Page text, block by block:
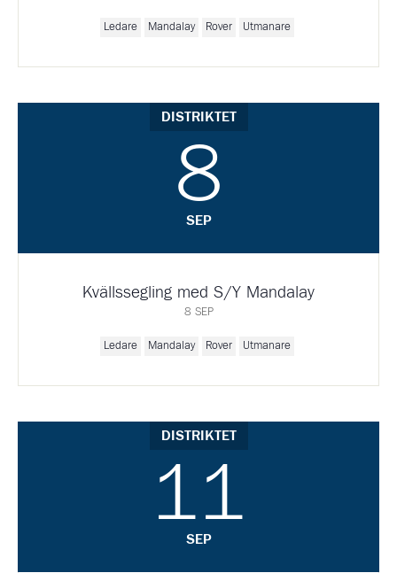
Ledare Mandalay Rover Utmanare
DISTRIKTET
8
SEP
Kvällssegling med S/Y Mandalay
8 SEP
Ledare Mandalay Rover Utmanare
DISTRIKTET
11
SEP